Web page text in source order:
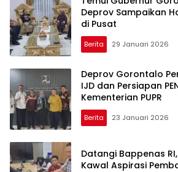
Deprov Sampaikan
di Pusat
Berita 29 Januari 2026
Deprov Gorontalo
IJD dan Persiapan
Kementerian PUPR
Berita 23 Januari 2026
Datangi Bappenas
Kawal Aspirasi